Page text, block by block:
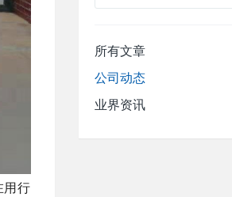
用行
所有文章
公司动态
业界资讯